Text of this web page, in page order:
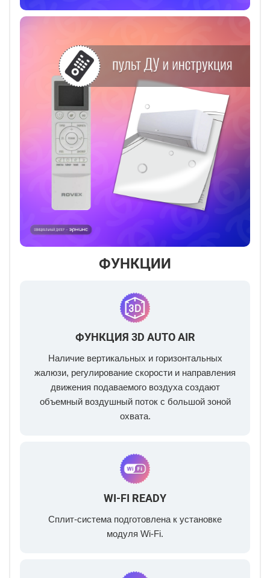
ФУНКЦИИ
ФУНКЦИЯ 3D AUTO AIR
Наличие вертикальных и горизонтальных
жалюзи, регулирование скорости и направления
движения подаваемого воздуха создают
объемный воздушный поток с большой зоной
охвата.
WI-FI READY
Сплит-система подготовлена к установке
модуля Wi-Fi.